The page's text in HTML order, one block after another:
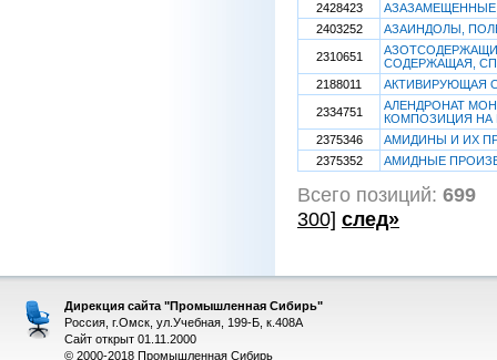
2428423
2403252
АЗАИНДОЛЫ,
2310651
СОДЕРЖАЩАЯ,
2188011
АКТИВИРУЮЩАЯ
2334751
АЛЕНДРОНАТ
КОМПОЗИЦИЯ НА
2375346
АМИДИНЫ И ИХ
2375352
АМИДНЫЕ
Всего позиций: 699
300] след»
Дирекция сайта "Промышленная Сибирь"
Россия, г.Омск, ул.Учебная, 199-Б, к.408А
Сайт открыт 01.11.2000
© 2000-2018 Промышленная Сибирь